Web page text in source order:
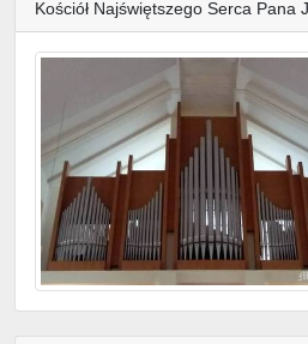
Kościół Najświętszego Serca Pana